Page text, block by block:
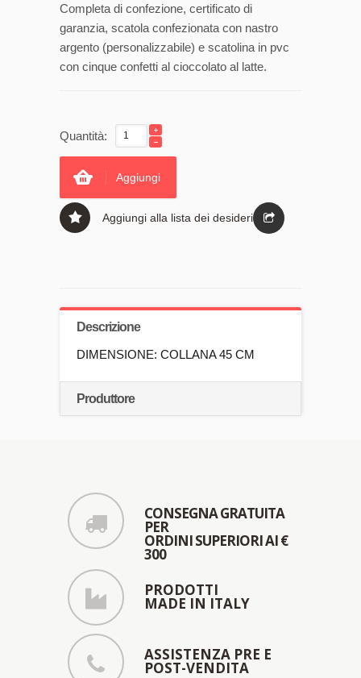
Completa di confezione, certificato di
garanzia, scatola confezionata con nastro
argento (personalizzabile) e scatolina in pvc
con cinque confetti al cioccolato al latte.
Quantità:
Aggiungi
Aggiungi alla lista dei desideri
Descrizione
DIMENSIONE: COLLANA 45 CM
Produttore
CONSEGNA GRATUITA
PER
ORDINI SUPERIORI AI €
300
PRODOTTI
MADE IN ITALY
ASSISTENZA PRE E
POST-VENDITA